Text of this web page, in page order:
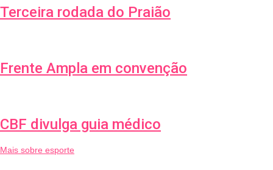
Terceira rodada do Praião
Frente Ampla em convenção
CBF divulga guia médico
Mais sobre esporte